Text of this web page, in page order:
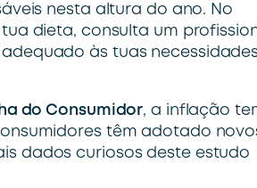
nesta altura do ano. No
dieta, consulta um
adequado às tuas
do Consumidor, a inflação
têm adotado
dados curiosos deste estudo